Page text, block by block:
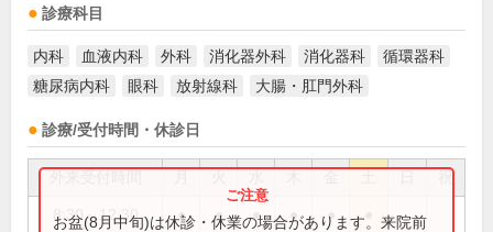
診療科目
内科 血液内科 外科 消化器外科 消化器科
循環器科
糖尿病内科
眼科 放射線科 大腸・肛門外科
診療/受付時間・休診日
祝
8:30～12:30 ● ● ● ● ●
お盆(8月中旬)は休診・休業の場合があります。来院前